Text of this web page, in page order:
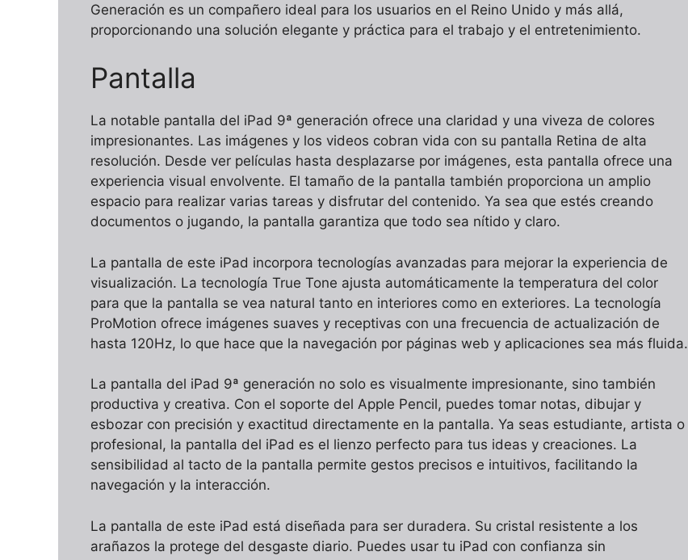
Generación es un compañero ideal para los usuarios en el Reino Unido y más allá,
proporcionando una solución elegante y práctica para el trabajo y el entretenimiento.
Pantalla
La notable pantalla del iPad 9ª generación ofrece una claridad y una viveza de colores
impresionantes. Las imágenes y los videos cobran vida con su pantalla Retina de alta
resolución. Desde ver películas hasta desplazarse por imágenes, esta pantalla ofrece una
experiencia visual envolvente. El tamaño de la pantalla también proporciona un amplio
espacio para realizar varias tareas y disfrutar del contenido. Ya sea que estés creando
documentos o jugando, la pantalla garantiza que todo sea nítido y claro.
La pantalla de este iPad incorpora tecnologías avanzadas para mejorar la experiencia de
visualización. La tecnología True Tone ajusta automáticamente la temperatura del color
para que la pantalla se vea natural tanto en interiores como en exteriores. La tecnología
ProMotion ofrece imágenes suaves y receptivas con una frecuencia de actualización de
hasta 120Hz, lo que hace que la navegación por páginas web y aplicaciones sea más fluida.
La pantalla del iPad 9ª generación no solo es visualmente impresionante, sino también
productiva y creativa. Con el soporte del Apple Pencil, puedes tomar notas, dibujar y
esbozar con precisión y exactitud directamente en la pantalla. Ya seas estudiante, artista o
profesional, la pantalla del iPad es el lienzo perfecto para tus ideas y creaciones. La
sensibilidad al tacto de la pantalla permite gestos precisos e intuitivos, facilitando la
navegación y la interacción.
La pantalla de este iPad está diseñada para ser duradera. Su cristal resistente a los
arañazos la protege del desgaste diario. Puedes usar tu iPad con confianza sin